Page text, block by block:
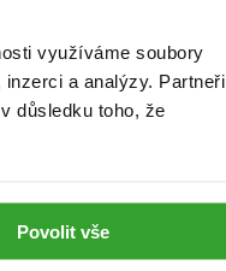
využíváme soubory
a analýzy. Partneři
důsledku toho, že
Povolit vše